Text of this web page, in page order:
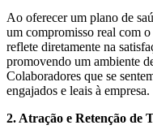
Ao oferecer um plano de
um compromisso real com
reflete diretamente na
promovendo um ambiente
Colaboradores que se
engajados e leais à empresa.
2. Atração e Retenção de